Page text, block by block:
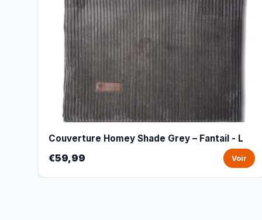
Couverture Homey Shade Grey – Fantail - L
€59,99 Voir